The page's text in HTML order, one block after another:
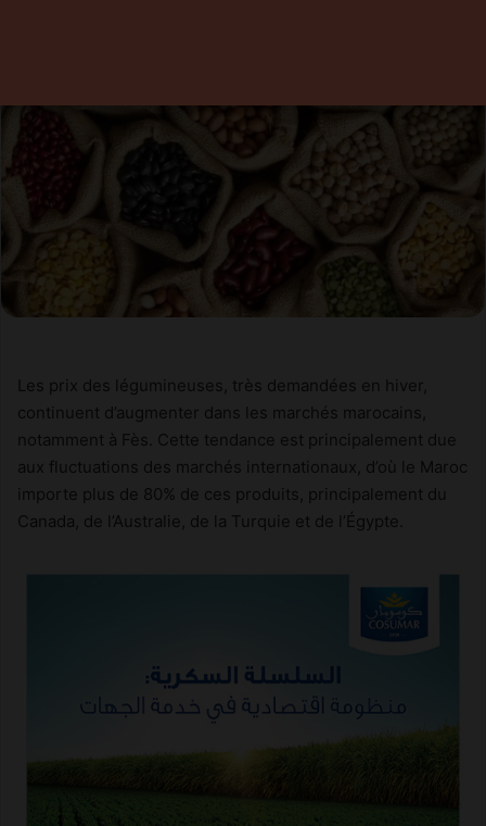
Les prix des légumineuses, très demandées en hiver,
continuent d’augmenter dans les marchés marocains,
notamment à Fès. Cette tendance est principalement due
aux fluctuations des marchés internationaux, d’où le Maroc
importe plus de 80% de ces produits, principalement du
Canada, de l’Australie, de la Turquie et de l’Égypte.